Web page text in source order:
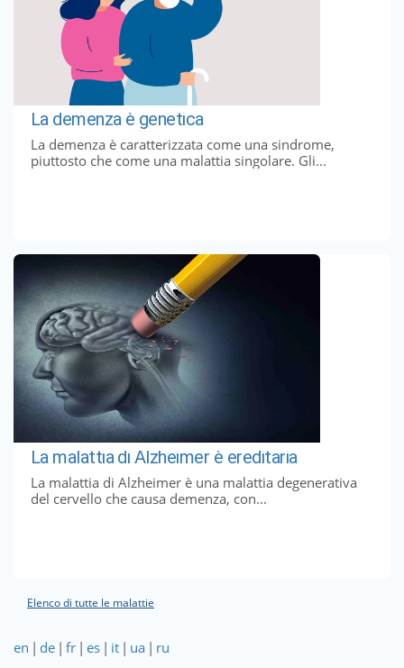
La demenza è genetica
La demenza è caratterizzata come una sindrome,
piuttosto che come una malattia singolare. Gli...
La malattia di Alzheimer è ereditaria
La malattia di Alzheimer è una malattia degenerativa
del cervello che causa demenza, con...
Elenco di tutte le malattie
en | de | fr | es | it | ua | ru